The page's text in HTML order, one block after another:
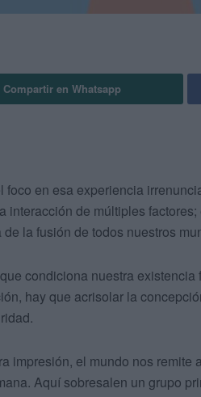
Compartir en Whatsapp
foco en esa experiencia
interacción de múltiples
la fusión de todos nuestros
condiciona nuestra
hay que acrisolar la
impresión, el mundo nos remite
Aquí sobresalen un grupo